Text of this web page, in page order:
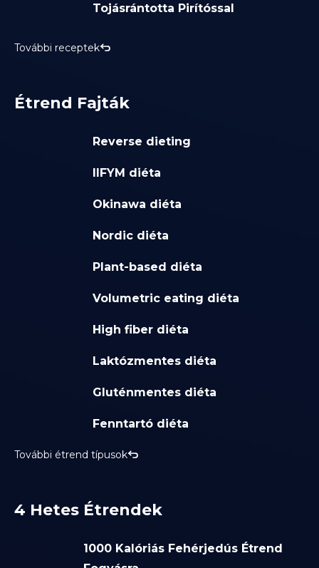
Tojásrántotta Pirítóssal
További receptek
Étrend Fajták
Reverse dieting
IIFYM diéta
Okinawa diéta
Nordic diéta
Plant-based diéta
Volumetric eating diéta
High fiber diéta
Laktózmentes diéta
Gluténmentes diéta
Fenntartó diéta
További étrend típusok
4 Hetes Étrendek
1000 Kalóriás Fehérjedús Étrend